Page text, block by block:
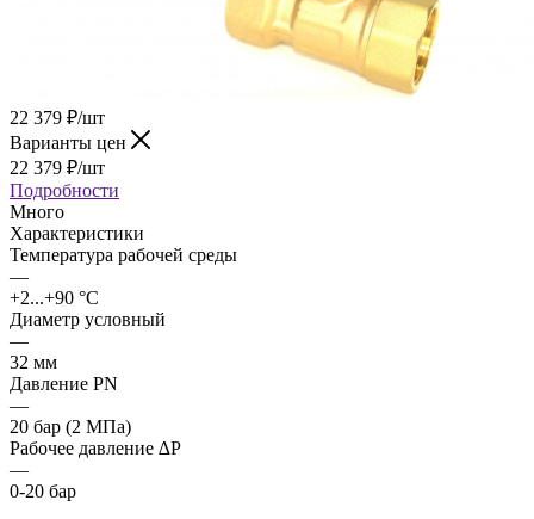
22 379 ₽/шт
Варианты цен
22 379 ₽/шт
Подробности
Много
Характеристики
Температура рабочей среды
—
+2...+90 °C
Диаметр условный
—
32 мм
Давление PN
—
20 бар (2 МПа)
Рабочее давление ∆P
—
0-20 бар